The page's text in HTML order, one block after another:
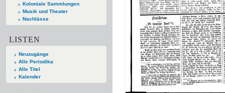
Koloniale Sammlungen
Musik und Theater
Nachlässe
LISTEN
Neuzugänge
Alle Periodika
Alle Titel
Kalender